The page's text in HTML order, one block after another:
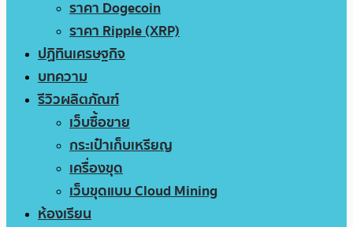
ราคา Dogecoin
ราคา Ripple (XRP)
ปฏิทินเศรษฐกิจ
บทความ
รีวิวผลิตภัณฑ์
เว็บซื้อขาย
กระเป๋าเก็บเหรียญ
เครื่องขุด
เว็บขุดแบบ Cloud Mining
ห้องเรียน